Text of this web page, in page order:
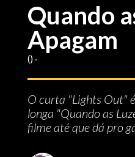
Quando
Apagam
() ‧
O curta "Lights Out"
longa "Quando as
filme até que dá pro